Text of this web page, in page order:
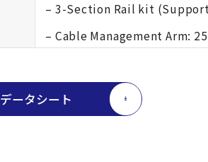
– 3-Section Rail kit
– Cable Management Arm:
データシート